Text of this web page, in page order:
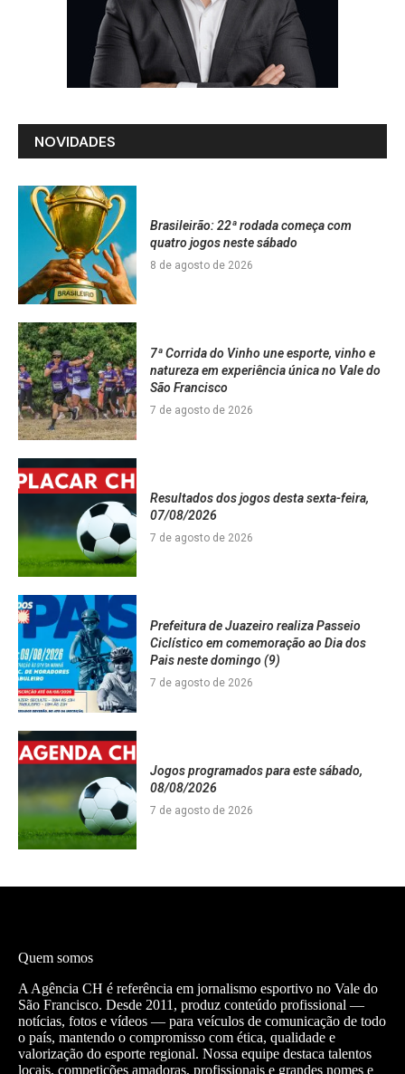
NOVIDADES
Brasileirão: 22ª rodada começa com
quatro jogos neste sábado
8 de agosto de 2026
7ª Corrida do Vinho une esporte, vinho e
natureza em experiência única no Vale do
São Francisco
7 de agosto de 2026
Resultados dos jogos desta sexta-feira,
07/08/2026
7 de agosto de 2026
Prefeitura de Juazeiro realiza Passeio
Ciclístico em comemoração ao Dia dos
Pais neste domingo (9)
7 de agosto de 2026
Jogos programados para este sábado,
08/08/2026
7 de agosto de 2026
Quem somos
A Agência CH é referência em jornalismo esportivo no Vale do
São Francisco. Desde 2011, produz conteúdo profissional —
notícias, fotos e vídeos — para veículos de comunicação de todo
o país, mantendo o compromisso com ética, qualidade e
valorização do esporte regional. Nossa equipe destaca talentos
locais, competições amadoras, profissionais e grandes nomes e